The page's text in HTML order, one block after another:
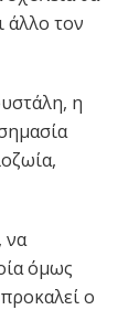
άλλο τον
η
να
όμως
ο